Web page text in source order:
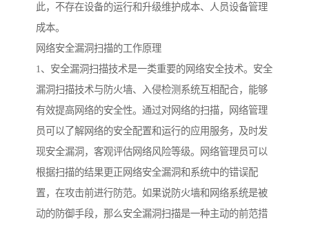
此，不存在设备的运行和升级维护成本、人员设备管理
成本。
网络安全漏洞扫描的工作原理
1、安全漏洞扫描技术是一类重要的网络安全技术。安全
漏洞扫描技术与防火墙、入侵检测系统互相配合，能够
有效提高网络的安全性。通过对网络的扫描，网络管理
员可以了解网络的安全配置和运行的应用服务，及时发
现安全漏洞，客观评估网络风险等级。网络管理员可以
根据扫描的结果更正网络安全漏洞和系统中的错误配
置，在攻击前进行防范。如果说防火墙和网络系统是被
动的防御手段，那么安全漏洞扫描是一种主动的前范措